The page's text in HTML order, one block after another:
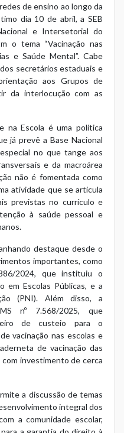
de ensino ao longo da
dia 10 de abril, a SEB
e Intersetorial do
o tema “Vacinação nas
e Saúde Mental”. Cabe
secretários estaduais e
aos Grupos de
da interlocução com as
na Escola é uma política
já prevê a Base Nacional
no que tange aos
e da macroárea
não é fomentada como
atividade que se articula
previstas no currículo e
à saúde pessoal e
destaque desde o
importantes, como
2024, que instituiu o
em Escolas Públicas, e a
(PNI). Além disso, a
nº 7.568/2025, que
de custeio para o
vacinação nas escolas e
de vacinação das
investimento de cerca
a discussão de temas
integral dos
a comunidade escolar,